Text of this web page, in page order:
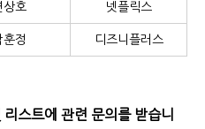
상호 넷플릭스
훈정 디즈니플러스
스트에 관련 문의를 받습니